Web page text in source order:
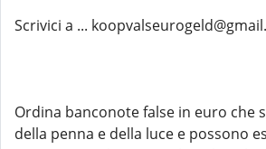
Scrivici a ...
Ordina banconote false in euro che
della penna e della luce e possono